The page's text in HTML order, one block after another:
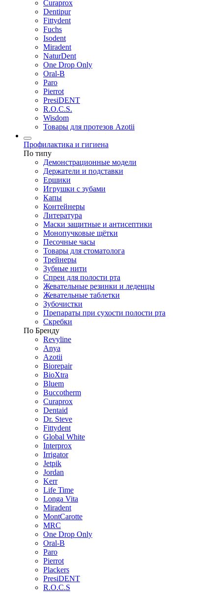
Curaprox
Dentipur
Fittydent
Fuchs
Isodent
Miradent
NaturDent
One Drop Only
Oral-B
Paro
Pierrot
PresiDENT
R.O.C.S.
Wisdom
Товары для протезов Azotii
Профилактика и гигиена
По типу
Демонстрационные модели
Держатели и подставки
Ершики
Игрушки с зубами
Капы
Контейнеры
Литература
Маски защитные и антисептики
Монопучковые щётки
Песочные часы
Товары для стоматолога
Трейнеры
Зубные нити
Спреи для полости рта
Жевательные резинки и леденцы
Жевательные таблетки
Зубочистки
Препараты при сухости полости рта
Скребки
По Бренду
Revyline
Anya
Azotii
Biorepair
BioXtra
Bluem
Buccotherm
Curaprox
Dentaid
Dr. Steve
Fittydent
Global White
Interprox
Irrigator
Jetpik
Jordan
Kerr
Life Time
Longa Vita
Miradent
MontCarotte
MRC
One Drop Only
Oral-B
Paro
Pierrot
Plackers
PresiDENT
R.O.C.S